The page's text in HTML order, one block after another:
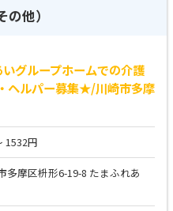
他）
グループホームでの介護
ヘルパー募集★/川崎市多摩
1532円
多摩区枡形6-19-8 たまふれあ